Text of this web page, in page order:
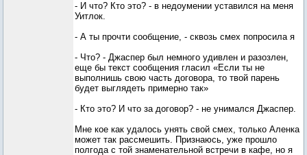
- И что? Кто это? - в недоумении уставился на меня
Уитлок.
- А ты прочти сообщение, - сквозь смех попросила я
- Что? - Джаспер был немного удивлен и разозлен,
еще бы текст сообщения гласил «Если ты не
выполнишь свою часть договора, то твой парень
будет выглядеть примерно так»
- Кто это? И что за договор? - не унимался Джаспер.
Мне кое как удалось унять свой смех, только Аленка
может так рассмешить. Признаюсь, уже прошло
полгода с той знаменательной встречи в кафе, но я